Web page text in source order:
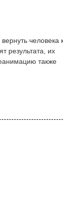
человека
результата, их
также